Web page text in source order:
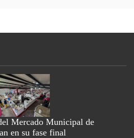
Mercado Municipal de
en su fase final